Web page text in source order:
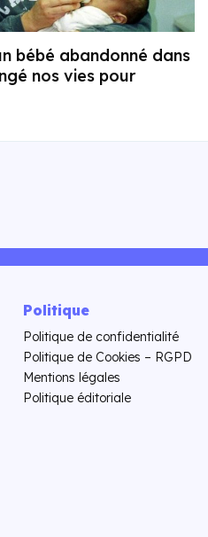
bébé abandonné dans
nos vies pour
Politique
Politique de confidentialité
Politique de Cookies – RGPD
Mentions légales
Politique éditoriale